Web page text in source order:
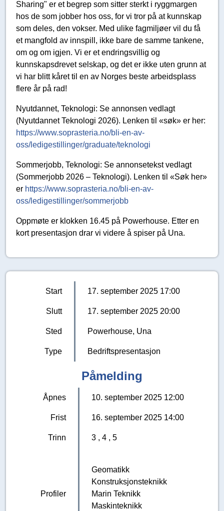
Sharing" er et begrep som sitter sterkt i ryggmargen
hos de som jobber hos oss, for vi tror på at kunnskap
som deles, den vokser. Med ulike fagmiljøer vil du få
et mangfold av innspill, ikke bare de samme tankene,
om og om igjen. Vi er et endringsvillig og
kunnskapsdrevet selskap, og det er ikke uten grunn at
vi har blitt kåret til en av Norges beste arbeidsplass
flere år på rad!
Nyutdannet, Teknologi: Se annonsen vedlagt
(Nyutdannet Teknologi 2026). Lenken til «søk» er her:
https://www.soprasteria.no/bli-en-av-
oss/ledigestillinger/graduate/teknologi
Sommerjobb, Teknologi: Se annonsetekst vedlagt
(Sommerjobb 2026 – Teknologi). Lenken til «Søk her»
er https://www.soprasteria.no/bli-en-av-
oss/ledigestillinger/sommerjobb
Oppmøte er klokken 16.45 på Powerhouse. Etter en
kort presentasjon drar vi videre å spiser på Una.
Start 17. september 2025 17:00
Slutt 17. september 2025 20:00
Sted Powerhouse, Una
Type Bedriftspresentasjon
Påmelding
Åpnes 10. september 2025 12:00
Frist 16. september 2025 14:00
Trinn 3 4 5
Profiler
Geomatikk
Konstruksjonsteknikk
Marin Teknikk
Maskinteknikk